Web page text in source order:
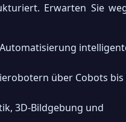
Erwarten Sie
über Cobots
3D-Bildgebung und